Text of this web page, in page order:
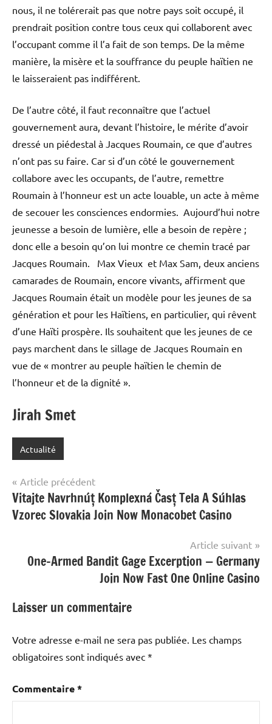
nous, il ne tolérerait pas que notre pays soit occupé, il
prendrait position contre tous ceux qui collaborent avec
l’occupant comme il l’a fait de son temps. De la même
manière, la misère et la souffrance du peuple haïtien ne
le laisseraient pas indifférent.
De l’autre côté, il faut reconnaître que l’actuel
gouvernement aura, devant l’histoire, le mérite d’avoir
dressé un piédestal à Jacques Roumain, ce que d’autres
n’ont pas su faire. Car si d’un côté le gouvernement
collabore avec les occupants, de l’autre, remettre
Roumain à l’honneur est un acte louable, un acte à même
de secouer les consciences endormies. Aujourd’hui notre
jeunesse a besoin de lumière, elle a besoin de repère ;
donc elle a besoin qu’on lui montre ce chemin tracé par
Jacques Roumain. Max Vieux et Max Sam, deux anciens
camarades de Roumain, encore vivants, affirment que
Jacques Roumain était un modèle pour les jeunes de sa
génération et pour les Haïtiens, en particulier, qui rêvent
d’une Haïti prospère. Ils souhaitent que les jeunes de ce
pays marchent dans le sillage de Jacques Roumain en
vue de « montrer au peuple haïtien le chemin de
l’honneur et de la dignité ».
Jirah Smet
Actualité
Navigation
de
l’article
Article précédent
Vitajte Navrhnúť Komplexná Časť Tela A Súhlas
Vzorec Slovakia Join Now Monacobet Casino
Article suivant
One-Armed Bandit Gage Excerption — Germany
Join Now Fast One Online Casino
Laisser un commentaire
Votre adresse e-mail ne sera pas publiée. Les champs
obligatoires sont indiqués avec *
Commentaire*